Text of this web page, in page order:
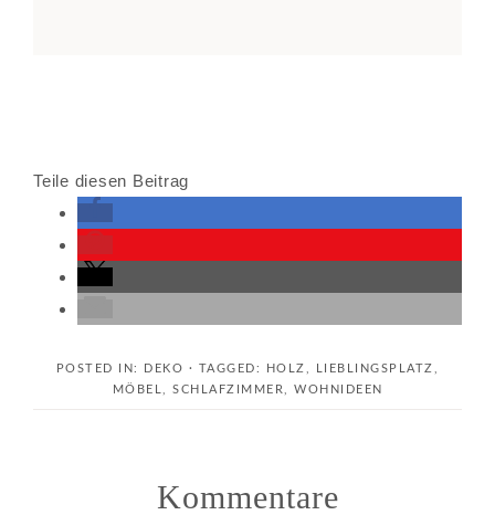
Teile diesen Beitrag
POSTED IN: DEKO · TAGGED: HOLZ LIEBLINGSPLATZ
MÖBEL
SCHLAFZIMMER WOHNIDEEN
Kommentare